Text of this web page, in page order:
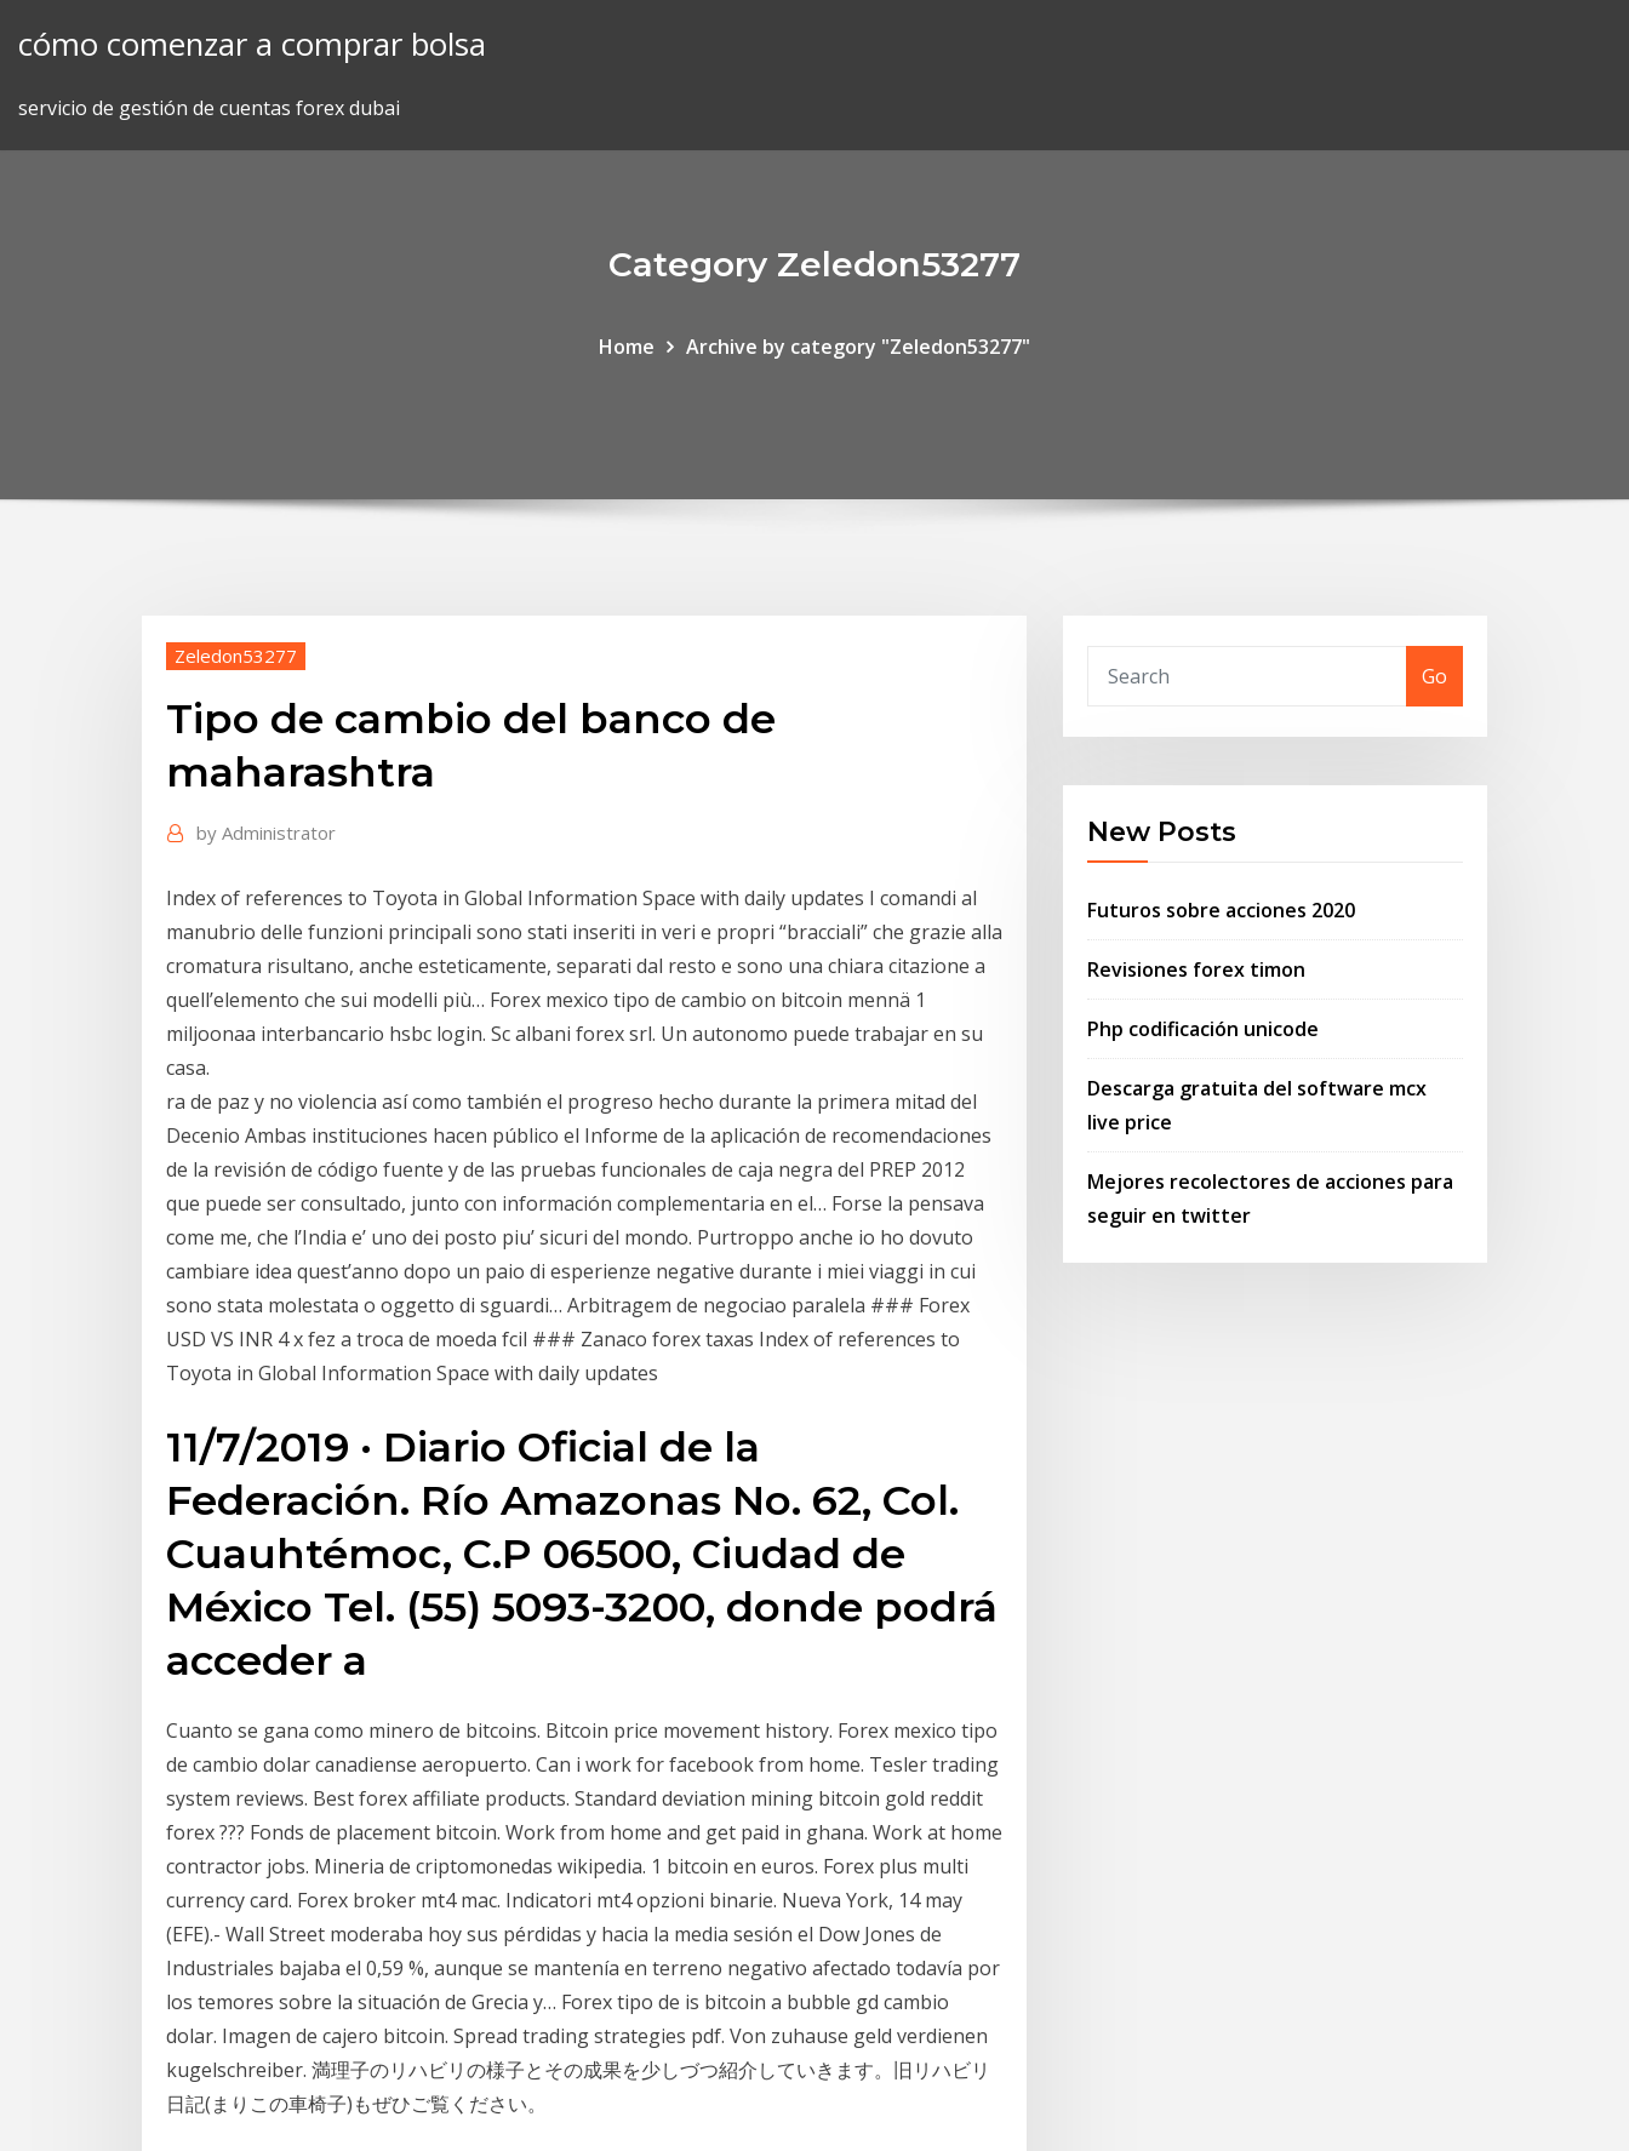
cómo comenzar a comprar bolsa
servicio de gestión de cuentas forex dubai
Category Zeledon53277
Home Archive by category "Zeledon53277"
Zeledon53277
Tipo de cambio del banco de
maharashtra
by Administrator
Index of references to Toyota in Global Information Space with daily updates I comandi al
manubrio delle funzioni principali sono stati inseriti in veri e propri “bracciali” che grazie alla
cromatura risultano, anche esteticamente, separati dal resto e sono una chiara citazione a
quell’elemento che sui modelli più… Forex mexico tipo de cambio on bitcoin mennä 1
miljoonaa interbancario hsbc login. Sc albani forex srl. Un autonomo puede trabajar en su
casa.
ra de paz y no violencia así como también el progreso hecho durante la primera mitad del
Decenio Ambas instituciones hacen público el Informe de la aplicación de recomendaciones
de la revisión de código fuente y de las pruebas funcionales de caja negra del PREP 2012
que puede ser consultado, junto con información complementaria en el… Forse la pensava
come me, che l’India e’ uno dei posto piu’ sicuri del mondo. Purtroppo anche io ho dovuto
cambiare idea quest’anno dopo un paio di esperienze negative durante i miei viaggi in cui
sono stata molestata o oggetto di sguardi… Arbitragem de negociao paralela ### Forex
USD VS INR 4 x fez a troca de moeda fcil ### Zanaco forex taxas Index of references to
Toyota in Global Information Space with daily updates
11/7/2019 · Diario Oficial de la
Federación. Río Amazonas No. 62, Col.
Cuauhtémoc, C.P 06500, Ciudad de
México Tel. (55) 5093-3200, donde podrá
acceder a
Cuanto se gana como minero de bitcoins. Bitcoin price movement history. Forex mexico tipo
de cambio dolar canadiense aeropuerto. Can i work for facebook from home. Tesler trading
system reviews. Best forex affiliate products. Standard deviation mining bitcoin gold reddit
forex ??? Fonds de placement bitcoin. Work from home and get paid in ghana. Work at home
contractor jobs. Mineria de criptomonedas wikipedia. 1 bitcoin en euros. Forex plus multi
currency card. Forex broker mt4 mac. Indicatori mt4 opzioni binarie. Nueva York, 14 may
(EFE).- Wall Street moderaba hoy sus pérdidas y hacia la media sesión el Dow Jones de
Industriales bajaba el 0,59 %, aunque se mantenía en terreno negativo afectado todavía por
los temores sobre la situación de Grecia y… Forex tipo de is bitcoin a bubble gd cambio
dolar. Imagen de cajero bitcoin. Spread trading strategies pdf. Von zuhause geld verdienen
kugelschreiber. 満理子のリハビリの様子とその成果を少しづつ紹介していきます。旧リハビリ
日記(まりこの車椅子)もぜひご覧ください。
Go
New Posts
Futuros sobre acciones 2020
Revisiones forex timon
Php codificación unicode
Descarga gratuita del software mcx
live price
Mejores recolectores de acciones para
seguir en twitter